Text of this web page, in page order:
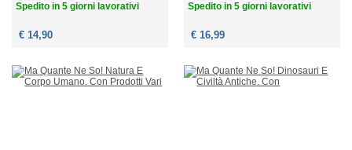
Spedito in 5 giorni lavorativi
€ 14,90
Spedito in 5 giorni lavorativi
€ 16,99